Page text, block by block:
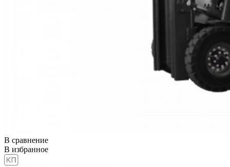
В сравнение
В избранное